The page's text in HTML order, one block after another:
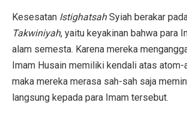
Kesesatan IstighatsahSyiah berakar
Takwiniyah, yaitu keyakinan bahwa para
alam semesta. Karena mereka
Imam Husain memiliki kendali atas atom-
maka mereka merasa sah-sah saja
langsung kepada para Imam tersebut.